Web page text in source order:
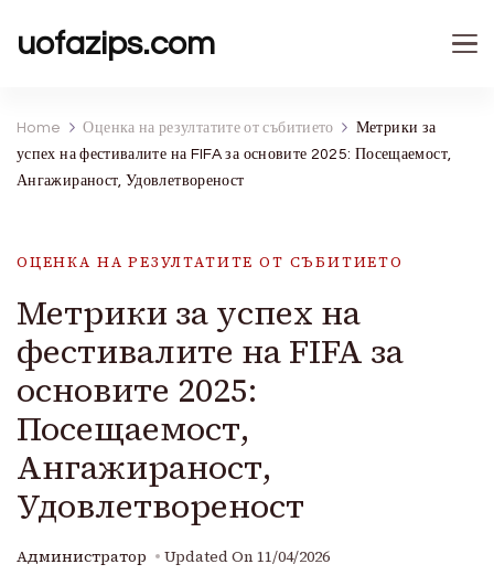
uofazips.com
Home Оценка на резултатите от събитието
Метрики за
успех на фестивалите на FIFA за основите 2025: Посещаемост,
Ангажираност, Удовлетвореност
ОЦЕНКА НА РЕЗУЛТАТИТЕ ОТ СЪБИТИЕТО
Метрики за успех на
фестивалите на FIFA за
основите 2025:
Посещаемост,
Ангажираност,
Удовлетвореност
Администратор Updated On 11/04/2026